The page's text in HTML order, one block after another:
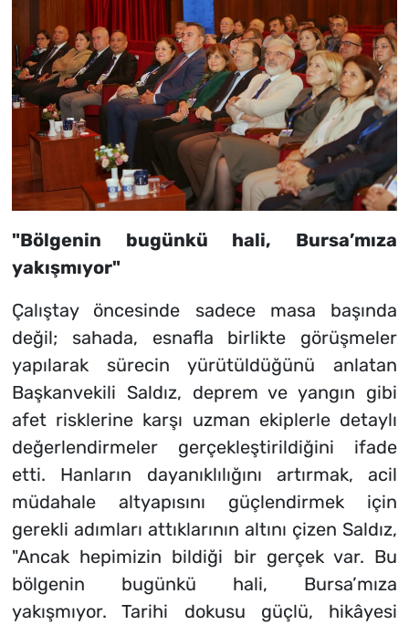
"Bölgenin bugünkü hali, Bursa’mıza
yakışmıyor"
Çalıştay öncesinde sadece masa başında
değil; sahada, esnafla birlikte görüşmeler
yapılarak sürecin yürütüldüğünü anlatan
Başkanvekili Saldız, deprem ve yangın gibi
afet risklerine karşı uzman ekiplerle detaylı
değerlendirmeler gerçekleştirildiğini ifade
etti. Hanların dayanıklılığını artırmak, acil
müdahale altyapısını güçlendirmek için
gerekli adımları attıklarının altını çizen Saldız,
"Ancak hepimizin bildiği bir gerçek var. Bu
bölgenin bugünkü hali, Bursa’mıza
yakışmıyor. Tarihi dokusu güçlü, hikâyesi